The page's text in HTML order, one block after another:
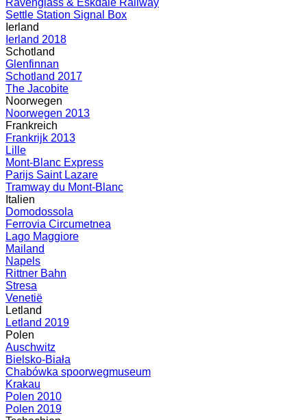
Ravenglass & Eskdale Railway
Settle Station Signal Box
Ierland
Ierland 2018
Schotland
Glenfinnan
Schotland 2017
The Jacobite
Noorwegen
Noorwegen 2013
Frankreich
Frankrijk 2013
Lille
Mont-Blanc Express
Parijs Saint Lazare
Tramway du Mont-Blanc
Italien
Domodossola
Ferrovia Circumetnea
Lago Maggiore
Mailand
Napels
Rittner Bahn
Stresa
Venetië
Letland
Letland 2019
Polen
Auschwitz
Bielsko-Biała
Chabówka spoorwegmuseum
Krakau
Polen 2010
Polen 2019